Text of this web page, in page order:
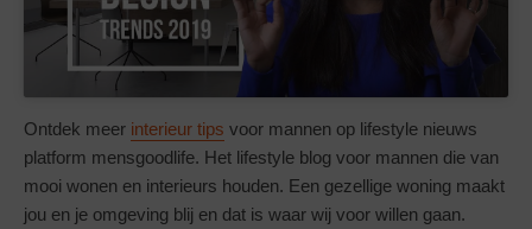
Ontdek meer interieur tips voor mannen op lifestyle nieuws
platform mensgoodlife. Het lifestyle blog voor mannen die van
mooi wonen en interieurs houden. Een gezellige woning maakt
jou en je omgeving blij en dat is waar wij voor willen gaan.